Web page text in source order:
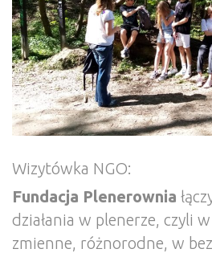
Wizytówka NGO:
Fundacja Plenerownia
działania w plenerze, czyli
zmienne, różnorodne, w